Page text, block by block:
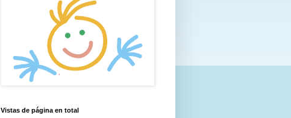
Vistas de página en total